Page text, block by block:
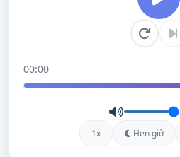
00:00
1x Hẹn giờ